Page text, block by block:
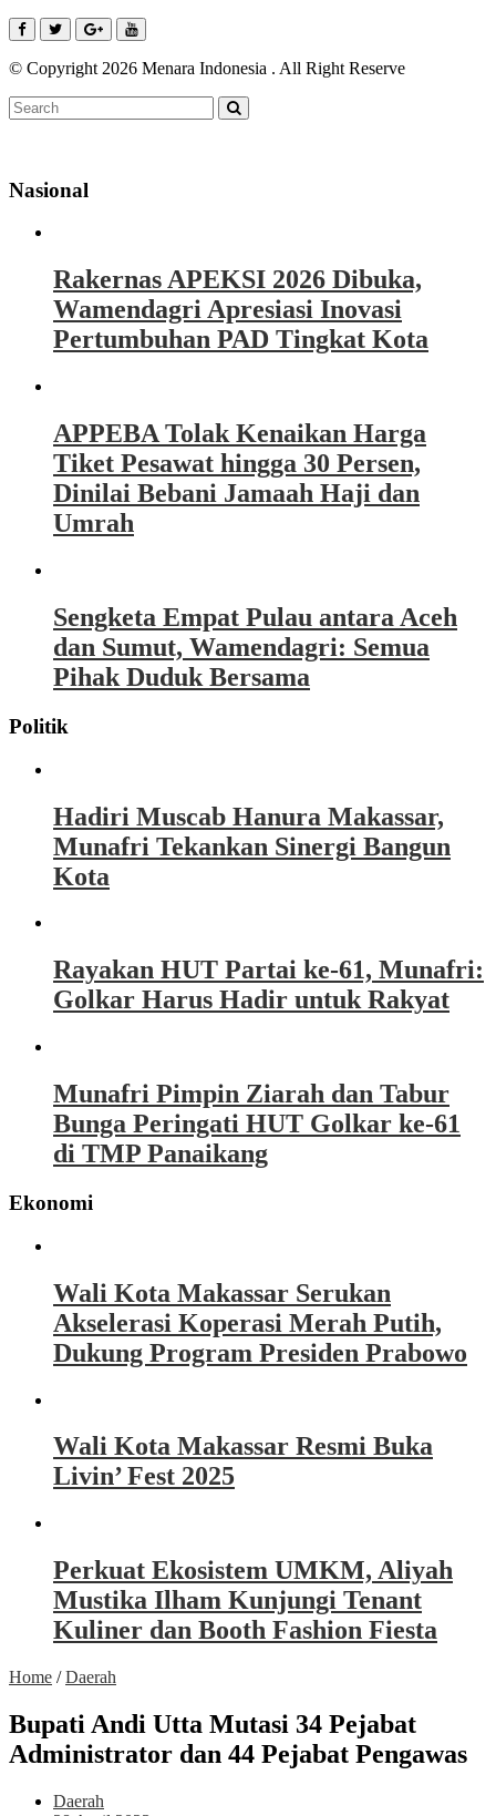
© Copyright 2026 Menara Indonesia . All Right Reserve
Nasional
Rakernas APEKSI 2026 Dibuka,
Wamendagri Apresiasi Inovasi
Pertumbuhan PAD Tingkat Kota
APPEBA Tolak Kenaikan Harga
Tiket Pesawat hingga 30 Persen,
Dinilai Bebani Jamaah Haji dan
Umrah
Sengketa Empat Pulau antara Aceh
dan Sumut, Wamendagri: Semua
Pihak Duduk Bersama
Politik
Hadiri Muscab Hanura Makassar,
Munafri Tekankan Sinergi Bangun
Kota
Rayakan HUT Partai ke-61, Munafri:
Golkar Harus Hadir untuk Rakyat
Munafri Pimpin Ziarah dan Tabur
Bunga Peringati HUT Golkar ke-61
di TMP Panaikang
Ekonomi
Wali Kota Makassar Serukan
Akselerasi Koperasi Merah Putih,
Dukung Program Presiden Prabowo
Wali Kota Makassar Resmi Buka
Livin’ Fest 2025
Perkuat Ekosistem UMKM, Aliyah
Mustika Ilham Kunjungi Tenant
Kuliner dan Booth Fashion Fiesta
Home /Daerah
Bupati Andi Utta Mutasi 34 Pejabat
Administrator dan 44 Pejabat Pengawas
Daerah